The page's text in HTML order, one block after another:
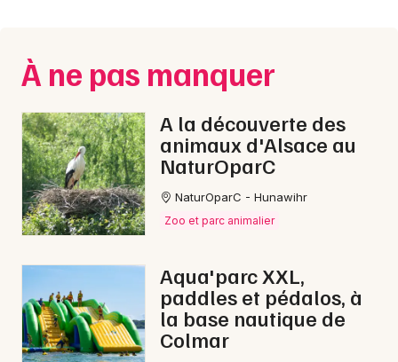
À ne pas manquer
A la découverte des
animaux d'Alsace au
NaturOparC
NaturOparC - Hunawihr
Zoo et parc animalier
Aqua'parc XXL,
paddles et pédalos, à
la base nautique de
Colmar